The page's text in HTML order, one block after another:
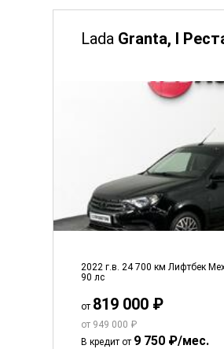
Lada Granta, I
2022 г.в. 24 700 км Лифтбек
90 лс
от 819 000 ₽
от 949 000 ₽
В кредит от 9 750 ₽/мес.